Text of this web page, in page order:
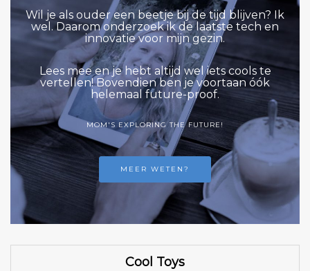
Wil je als ouder een beetje bij de tijd blijven? Ik
wel. Daarom onderzoek ik de laatste tech en
innovatie voor mijn gezin.
Lees mee en je hebt altijd wel iets cools te
vertellen! Bovendien ben je voortaan óók
helemaal future-proof.
MOM'S EXPLORING THE FUTURE!
MEER WETEN?
Cool Toys